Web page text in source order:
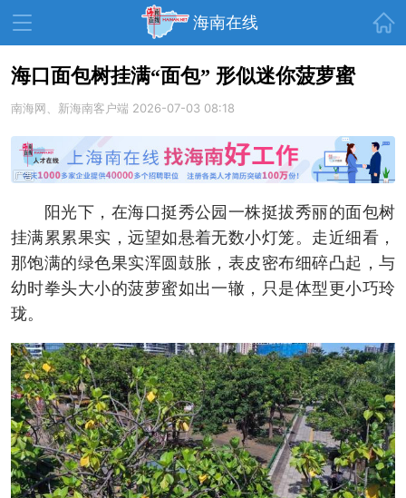
海南在线
资讯中心 热点 旅游
文体 财经
教育 健康 房产
家装 交通 美食
生活 演出 活动
展会 走读海南 周末去哪儿
海口面包树挂满“面包” 形似迷你菠萝蜜
南海网、新海南客户端 2026-07-03 08:18
阳光下，在海口挺秀公园一株挺拔秀丽的面包树
挂满累累果实，远望如悬着无数小灯笼。走近细看，
那饱满的绿色果实浑圆鼓胀，表皮密布细碎凸起，与
幼时拳头大小的菠萝蜜如出一辙，只是体型更小巧玲
珑。